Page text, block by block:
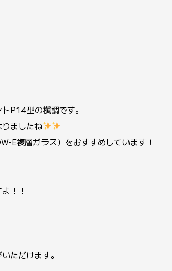
P14型の槇調です。
ましたね
E複層ガラス）をおすすめしています！
！！
ただけます。